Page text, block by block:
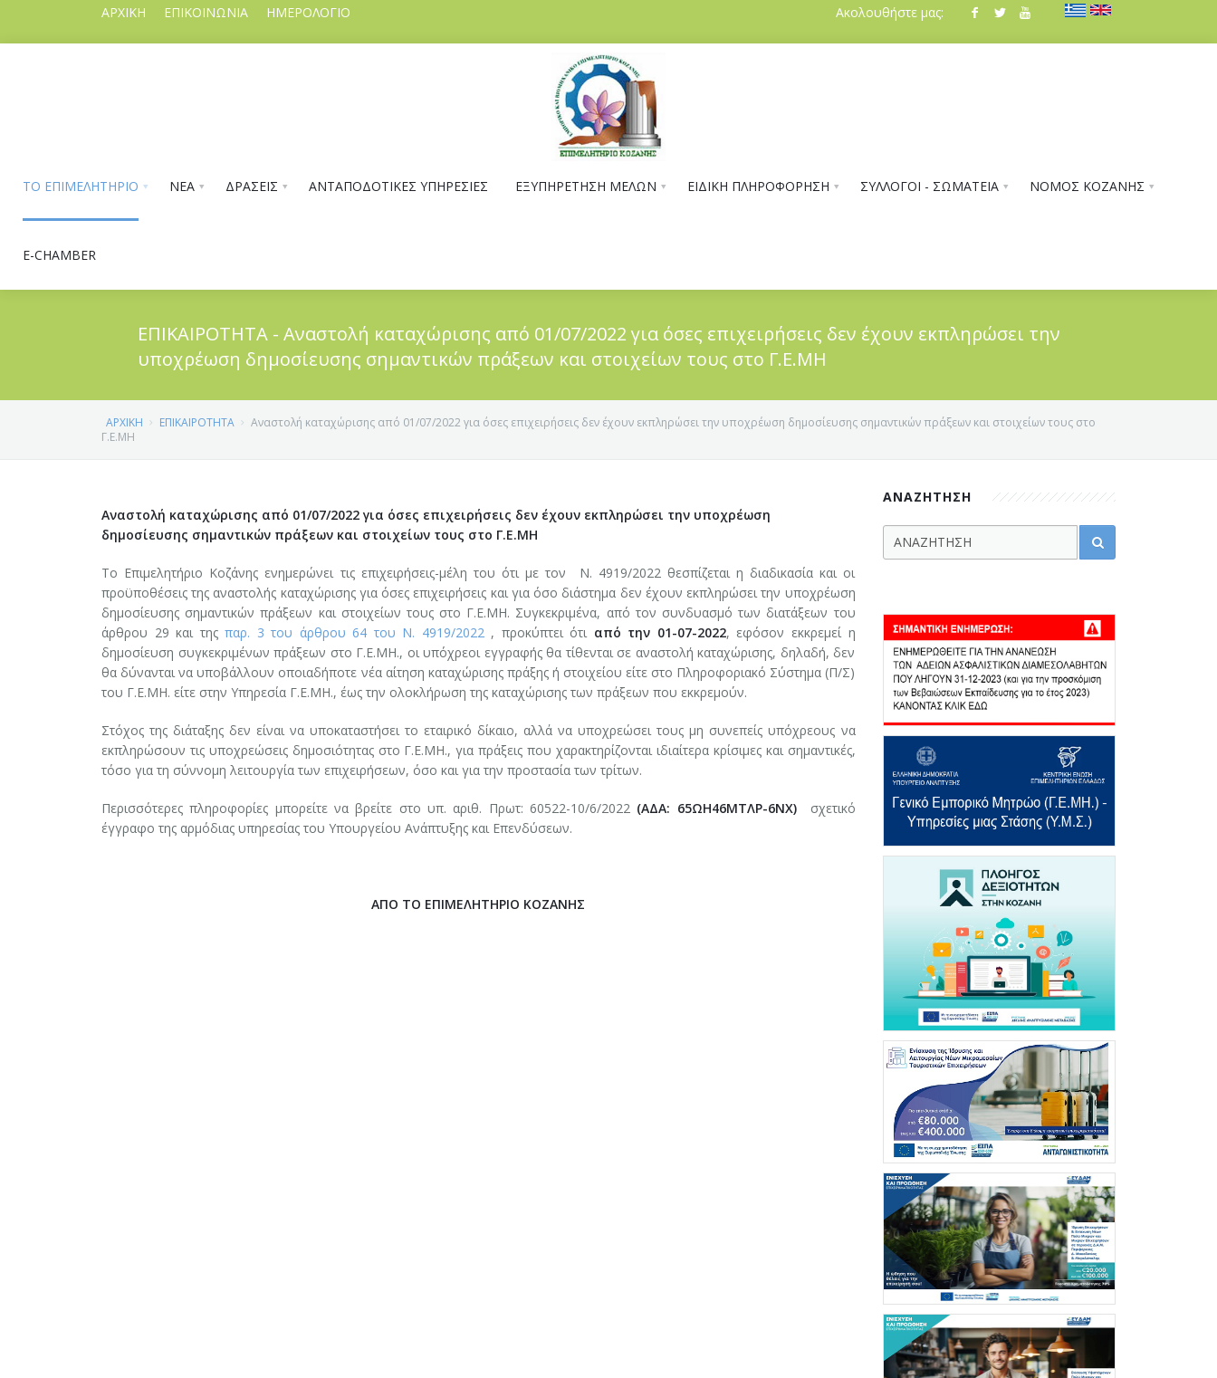
ΑΡΧΙΚΗ ΕΠΙΚΟΙΝΩΝΙΑ ΗΜΕΡΟΛΟΓΙΟ Ακολουθήστε μας:
ΤΟ ΕΠΙΜΕΛΗΤΗΡΙΟ ΝΕΑ ΔΡΑΣΕΙΣ ΑΝΤΑΠΟΔΟΤΙΚΕΣ ΥΠΗΡΕΣΙΕΣ ΕΞΥΠΗΡΕΤΗΣΗ ΜΕΛΩΝ ΕΙΔΙΚΗ ΠΛΗΡΟΦΟΡΗΣΗ ΣΥΛΛΟΓΟΙ - ΣΩΜΑΤΕΙΑ ΝΟΜΟΣ ΚΟΖΑΝΗΣ
E-CHAMBER
ΧΑΙΡΕΤΙΣΜΟΣ ΠΡΟΕΔΡΟΥ ΕΠΙΜΕΛΗΤΗΡΙΟΥ ΚΟΖΑΝΗΣ
ΙΔΡΥΣΗ - ΙΣΤΟΡΙΚΟ
ΤΟ ΕΠΙΜΕΛΗΤΗΡΙΟ, ΤΑ ΠΡΟΙΟΝΤΑ ΜΑΣ, Ο ΤΟΠΟΣ ΜΑΣ
ΔΙΟΙΚΗΣΗ – ΟΡΓΑΝΩΤΙΚΗ ΔΟΜΗ
ΤΜΗΜΑΤΑ ΕΠΙΜΕΛΗΤΗΡΙΟΥ
ΣΚΟΠΟΣ - ΑΡΜΟΔΙΟΤΗΤΕΣ
ΕΠΙΚΑΙΡΟΤΗΤΑ
ΕΦΗΜΕΡΙΔΑ ΕΠΙΜΕΛΗΤΗΡΙΟΥ
ΔΡΑΣΕΙΣ
ΕΚΘΕΣΕΙΣ - ΕΠΙΧΕΙΡΗΜΑΤΙΚΕΣ ΑΠΟΣΤΟΛΕΣ
ΕΡΓΑ ΚΑΙ ΠΡΟΓΡΑΜΜΑΤΑ
ΑΣΦΑΛΙΣΤΕΣ-ΜΕΣΙΤΕΣ ΑΚΙΝΗΤΩΝ
Υπηρεσία Μιας Στάσης (ΥΜΣ)
Αναζήτηση Δεδομένων Γ.Ε.ΜΗ
Ιδιωτική Κεφαλαιουχική Εταιρεία (Ι.Κ.Ε.).
Αυτοαπογραφή Επιχειρήσεων στο Γ.Ε.Μ.Η.
ΕΙΔΙΚΗ ΠΛΗΡΟΦΟΡΗΣΗ
ΠΕΡΙΦΕΡΕΙΑ ΔΥΤΙΚΗΣ ΜΑΚΕΔΟΝΙΑΣ
ΠΕΡΙΦΕΡΕΙΑ ΔΥΤΙΚΗΣ ΜΑΚΕΔΟΝΙΑΣ
ΤΙ ΕΙΝΑΙ Η ΑΕΠΕ Ν. ΚΟΖΑΝΗΣ
ΔΗΜΙΟΥΡΓΙΑ ΔΩΡΕΑΝ ΙΣΤΟΣΕΛΙΔΑΣ ΓΙΑ ΤΑ ΜΕΛΗ ΤΟΥ ΕΒΕ ΚΟΖΑΝΗΣ
ΣΥΛΛΟΓΟΙ - ΣΩΜΑΤΕΙΑ
ΣΥΝΔΕΣΜΟΙ
ΟΜΟΣΠΟΝΔΙΕΣ
ΣΥΛΛΟΓΟΙ
ΕΚΘΕΣΕΙΣ - ΕΠΙΧΕΙΡΗΜΑΤΙΚΕΣ ΑΠΟΣΤΟΛΕΣ
ΝΟΜΟΣ ΚΟΖΑΝΗΣ
Ο ΝΟΜΟΣ ΚΟΖΑΝΗΣ
ΕΠΙΚΑΙΡΟΤΗΤΑ - Αναστολή καταχώρισης από 01/07/2022 για όσες επιχειρήσεις δεν έχουν εκπληρώσει την
υποχρέωση δημοσίευσης σημαντικών πράξεων και στοιχείων τους στο Γ.Ε.ΜΗ
ΑΡΧΙΚΗ ΕΠΙΚΑΙΡΟΤΗΤΑ
Αναστολή καταχώρισης από 01/07/2022 για όσες επιχειρήσεις δεν έχουν εκπληρώσει την υποχρέωση δημοσίευσης σημαντικών πράξεων και στοιχείων τους στο
Γ.Ε.ΜΗ
Αναστολή καταχώρισης από 01/07/2022 για όσες επιχειρήσεις δεν έχουν εκπληρώσει την υποχρέωση
δημοσίευσης σημαντικών πράξεων και στοιχείων τους στο Γ.Ε.ΜΗ
Το Επιμελητήριο Κοζάνης ενημερώνει τις επιχειρήσεις-μέλη του ότι με τον Ν. 4919/2022 θεσπίζεται η διαδικασία και οι
προϋποθέσεις της αναστολής καταχώρισης για όσες επιχειρήσεις και για όσο διάστημα δεν έχουν εκπληρώσει την υποχρέωση
δημοσίευσης σημαντικών πράξεων και στοιχείων τους στο Γ.Ε.ΜΗ. Συγκεκριμένα, από τον συνδυασμό των διατάξεων του
άρθρου 29 και τηςπαρ. 3 του άρθρου 64 του Ν. 4919/2022, προκύπτει ότι από την 01-07-2022, εφόσον εκκρεμεί η
δημοσίευση συγκεκριμένων πράξεων στο Γ.Ε.ΜΗ., οι υπόχρεοι εγγραφής θα τίθενται σε αναστολή καταχώρισης, δηλαδή, δεν
θα δύνανται να υποβάλλουν οποιαδήποτε νέα αίτηση καταχώρισης πράξης ή στοιχείου είτε στο Πληροφοριακό Σύστημα (Π/Σ)
του Γ.Ε.ΜΗ. είτε στην Υπηρεσία Γ.Ε.ΜΗ., έως την ολοκλήρωση της καταχώρισης των πράξεων που εκκρεμούν.
Στόχος της διάταξης δεν είναι να υποκαταστήσει το εταιρικό δίκαιο, αλλά να υποχρεώσει τους μη συνεπείς υπόχρεους να
εκπληρώσουν τις υποχρεώσεις δημοσιότητας στο Γ.Ε.ΜΗ., για πράξεις που χαρακτηρίζονται ιδιαίτερα κρίσιμες και σημαντικές,
τόσο για τη σύννομη λειτουργία των επιχειρήσεων, όσο και για την προστασία των τρίτων.
Περισσότερες πληροφορίες μπορείτε να βρείτε στο υπ. αριθ. Πρωτ: 60522-10/6/2022 (ΑΔΑ: 65ΩΗ46ΜΤΛΡ-6ΝΧ)σχετικό
έγγραφο της αρμόδιας υπηρεσίας του Υπουργείου Ανάπτυξης και Επενδύσεων.
ΑΠΟ ΤΟ ΕΠΙΜΕΛΗΤΗΡΙΟ ΚΟΖΑΝΗΣ
ΑΝΑΖΗΤΗΣΗ